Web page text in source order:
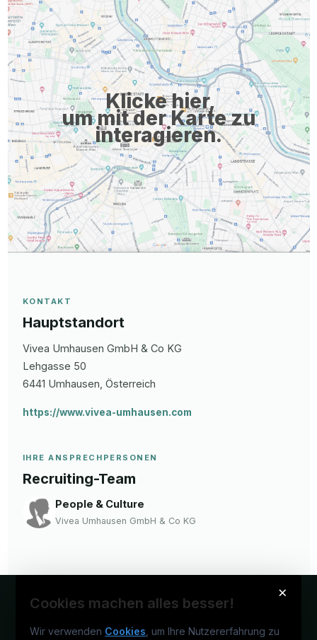
auch für Familie und Freunde Einkaufsplattform mit Rabatten in
über 80 Marken-Onlineshops Bike-Leasing für die
Finanzierung des persönlichen Fahrrads oder E-Bikes Team-
Events, Gewinnspiele und ...
Klicke hier,
um mit der Karte zu
interagieren.
KONTAKT
Hauptstandort
Vivea Umhausen GmbH & Co KG
Lehgasse 50
6441 Umhausen , Österreich
https://www.vivea-umhausen.com
IHRE ANSPRECHPERSONEN
Recruiting-Team
People & Culture
Vivea Umhausen GmbH & Co KG
×
Cookies machen alles besser!
Wir verwenden Cookies , um Ihre Nutzererfahrung zu